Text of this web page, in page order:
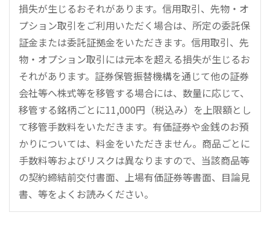
損失が生じるおそれがあります。信用取引、先物・オ
プション取引をご利用いただく場合は、所定の委託保
証金または委託証拠金をいただきます。信用取引、先
物・オプション取引には元本を超える損失が生じるお
それがあります。証券保管振替機構を通じて他の証券
会社等へ株式等を移管する場合には、数量に応じて、
移管する銘柄ごとに11,000円（税込み）を上限額とし
て移管手数料をいただきます。有価証券や金銭のお預
かりについては、料金をいただきません。商品ごとに
手数料等およびリスクは異なりますので、当該商品等
の契約締結前交付書面、上場有価証券等書面、目論見
書、等をよくお読みください。